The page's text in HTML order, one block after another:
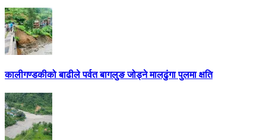
कालीगण्डकीको बाढीले पर्वत बागलुङ जोड्ने मालढुंगा पुलमा क्षति